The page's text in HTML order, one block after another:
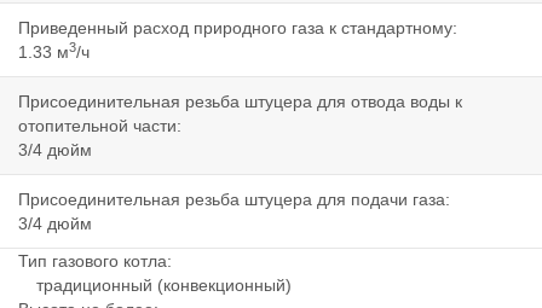
Приведенный расход природного газа к стандартному:
1.33 м3/ч
Присоединительная резьба штуцера для отвода воды к
отопительной части:
3/4 дюйм
Присоединительная резьба штуцера для подачи газа:
3/4 дюйм
Тип газового котла:
традиционный (конвекционный)